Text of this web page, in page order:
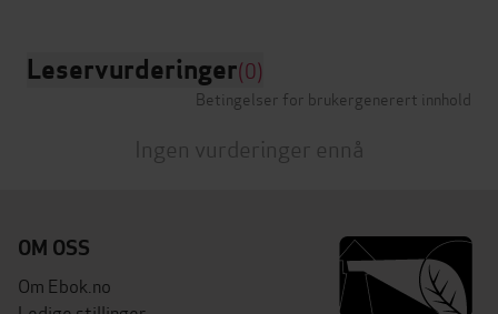
Leservurderinger(0)
Betingelser for brukergenerert innhold
Ingen vurderinger ennå
OM OSS
Om Ebok.no